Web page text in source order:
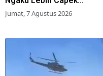
Dibanding Gunung Sumbing
Jumat, 7 Agustus 2026